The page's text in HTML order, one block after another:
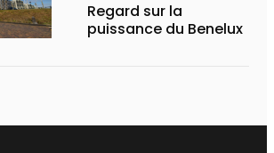
Regard sur la
puissance du Benelux